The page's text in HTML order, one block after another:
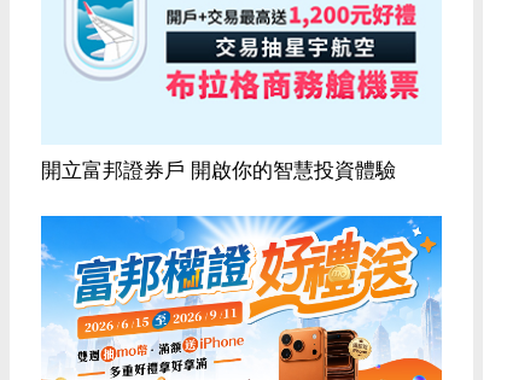
開立富邦證券戶 開啟你的智慧投資體驗